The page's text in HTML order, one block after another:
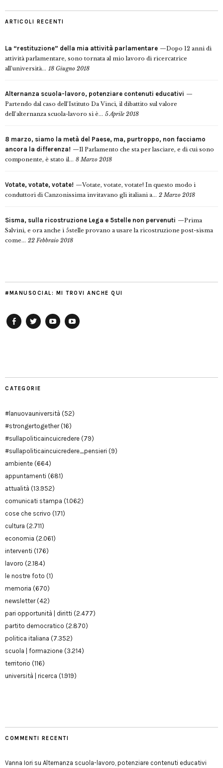
ARTICOLI RECENTI
La “restituzione” della mia attività parlamentare
Dopo 12 anni di
attività parlamentare, sono tornata al mio lavoro di ricercatrice
all’università... 18 Giugno 2018
Alternanza scuola-lavoro, potenziare contenuti educativi
Partendo dal caso dell’Istituto Da Vinci, il dibattito sul valore
dell’alternanza scuola-lavoro si è... 5 Aprile 2018
8 marzo, siamo la metà del Paese, ma, purtroppo, non facciamo
ancora la differenza!
Il Parlamento che sta per lasciare, e di cui sono
componente, è stato il... 8 Marzo 2018
Votate, votate, votate!
Votate, votate, votate! In questo modo i
conduttori di Canzonissima invitavano gli italiani a... 2 Marzo 2018
Sisma, sulla ricostruzione Lega e 5stelle non pervenuti
Prima
Salvini, e ora anche i 5stelle provano a usare la ricostruzione post-sisma
come... 22 Febbraio 2018
#MANUSOCIAL: MI TROVI ANCHE QUI
CATEGORIE
#lanuovauniversità (52)
#strongertogether(16)
#sullapoliticaincuicredere (79)
#sullapoliticaincuicredere_pensieri (9)
ambiente (664)
appuntamenti (681)
attualità (13.952)
comunicati stampa (1.062)
cose che scrivo (171)
cultura (2.711)
economia (2.061)
interventi (176)
lavoro (2.184)
le nostre foto (1)
memoria (670)
newsletter(42)
pari opportunità | diritti (2.477)
partito democratico (2.870)
politica italiana (7.352)
scuola | formazione (3.214)
territorio (116)
università | ricerca (1.919)
COMMENTI RECENTI
Vanna Iori su Alternanza scuola-lavoro, potenziare contenuti educativi